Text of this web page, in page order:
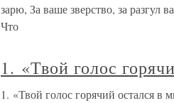
зарю, За ваше зверство, за
Что
1. «Твой голос
1. «Твой голос горячий остался